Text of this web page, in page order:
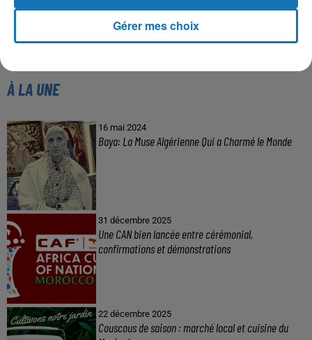
À LA UNE
16 mai 2024
Baya: La Muse Algérienne Qui a Charmé le Monde
31 décembre 2025
Une CAN bien lancée entre cérémonial,
confirmations et démonstrations
22 décembre 2025
Couscous de saison : marché local et cuisine du
Gérer mes choix